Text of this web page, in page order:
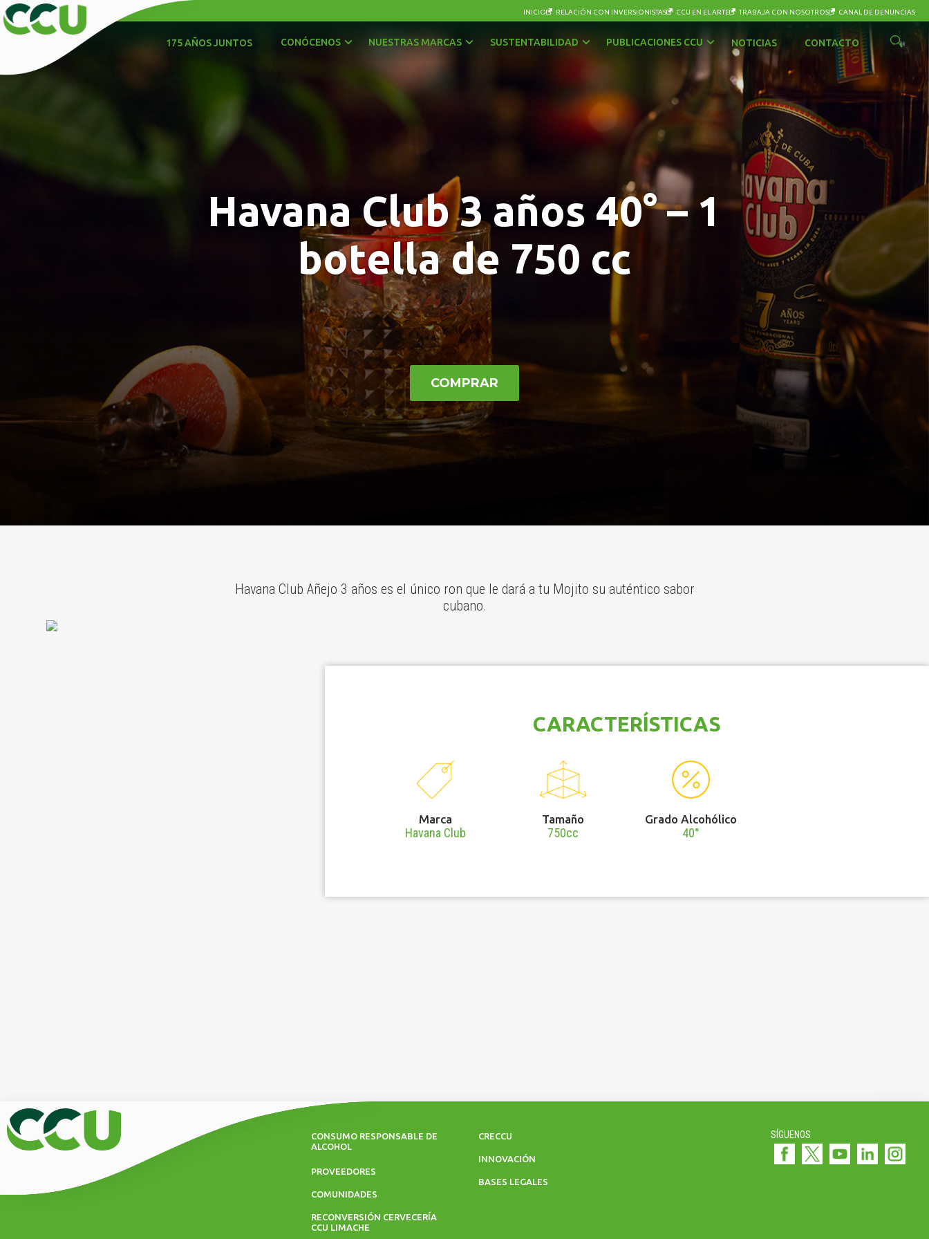
INICIO RELACIÓN CON INVERSIONISTAS CCU EN EL ARTE TRABAJA CON NOSOTROS CANAL DE DENUNCIAS
175 AÑOS JUNTOS CONÓCENOS NUESTRAS MARCAS
BEBIDAS CON GAS
JUGOS, NÉCTARES Y BEBIDAS EN POLVO
SUSTENTABILIDAD PUBLICACIONES CCU NOTICIAS CONTACTO
Havana Club 3 años 40° – 1
botella de 750 cc
COMPRAR
Havana Club Añejo 3 años es el único ron que le dará a tu Mojito su auténtico sabor
cubano.
CARACTERÍSTICAS
Marca
Havana Club
Tamaño
750cc
Grado Alcohólico
40°
CONSUMO RESPONSABLE DE
ALCOHOL
PROVEEDORES
COMUNIDADES
RECONVERSIÓN CERVECERÍA
CCU LIMACHE
CRECCU
INNOVACIÓN
BASES LEGALES
SÍGUENOS